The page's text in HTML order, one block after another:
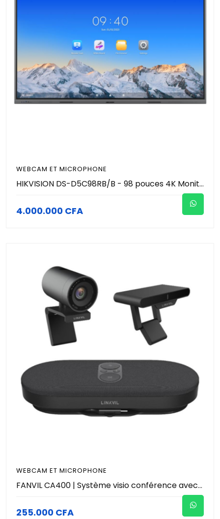
WEBCAM ET MICROPHONE
HIKVISION DS-D5C98RB/B - 98 pouces 4K Moniteur (écran) tactile intéractif de conference avec microphone et caméra 4K (48MP Photo / 8MP Vidéo )
4.000.000 CFA
WEBCAM ET MICROPHONE
FANVIL CA400 | Système visio conférence avec caméra - Haut-parleur (8 microphones ) avec réduction de bruit et Webcam 4K
255.000 CFA